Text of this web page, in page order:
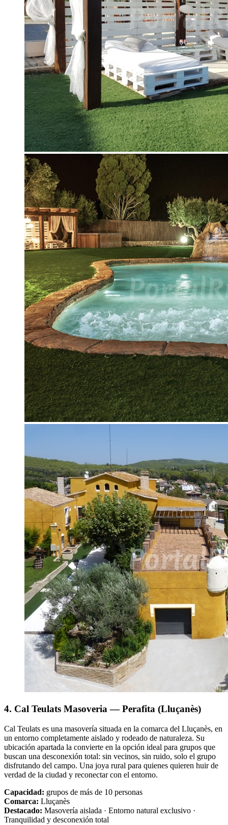
4. Cal Teulats Masoveria — Perafita (Lluçanès)
Cal Teulats es una masovería situada en la comarca del Lluçanès, en
un entorno completamente aislado y rodeado de naturaleza. Su
ubicación apartada la convierte en la opción ideal para grupos que
buscan una desconexión total: sin vecinos, sin ruido, solo el grupo
disfrutando del campo. Una joya rural para quienes quieren huir de
verdad de la ciudad y reconectar con el entorno.
Capacidad: grupos de más de 10 personas
Comarca: Lluçanès
Destacado: Masovería aislada · Entorno natural exclusivo ·
Tranquilidad y desconexión total